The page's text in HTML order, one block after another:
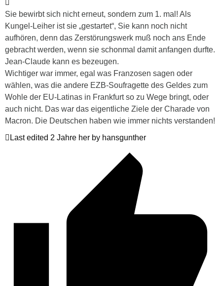
Sie bewirbt sich nicht erneut, sondern zum 1. mal! Als
Kungel-Leiher ist sie „gestartet“, Sie kann noch nicht
aufhören, denn das Zerstörungswerk muß noch ans Ende
gebracht werden, wenn sie schonmal damit anfangen durfte.
Jean-Claude kann es bezeugen.
Wichtiger war immer, egal was Franzosen sagen oder
wählen, was die andere EZB-Soufragette des Geldes zum
Wohle der EU-Latinas in Frankfurt so zu Wege bringt, oder
auch nicht. Das war das eigentliche Ziele der Charade von
Macron. Die Deutschen haben wie immer nichts verstanden!
Last edited 2 Jahre her by hansgunther